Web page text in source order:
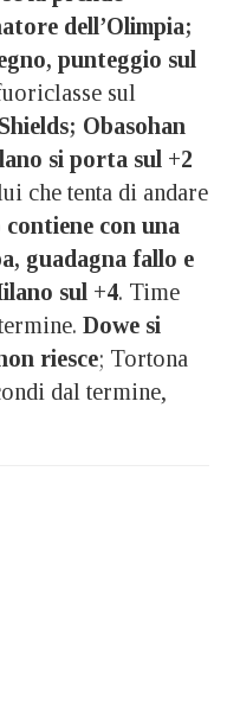
dell’Olimpia;
punteggio sul
sul
Shields; Obasohan
si porta sul +2
che tenta di andare
con una
guadagna fallo e
sul +4. Time
Dowe si
riesce; Tortona
dal termine,